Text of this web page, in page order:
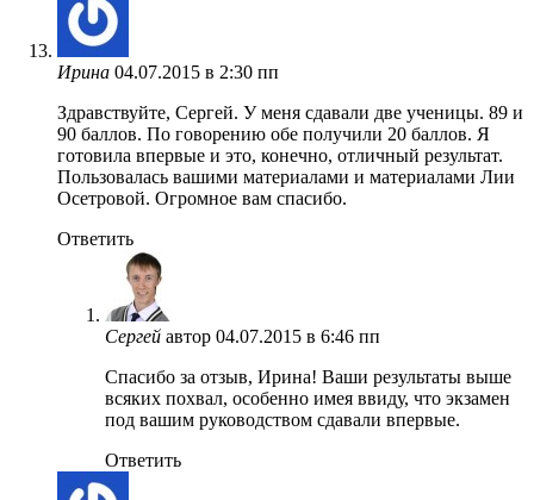
Ирина 04.07.2015 в 2:30 пп
Здравствуйте, Сергей. У меня сдавали две ученицы. 89 и
90 баллов. По говорению обе получили 20 баллов. Я
готовила впервые и это, конечно, отличный результат.
Пользовалась вашими материалами и материалами Лии
Осетровой. Огромное вам спасибо.
Ответить
Сергей автор 04.07.2015 в 6:46 пп
Спасибо за отзыв, Ирина! Ваши результаты выше
всяких похвал, особенно имея ввиду, что экзамен
под вашим руководством сдавали впервые.
Ответить